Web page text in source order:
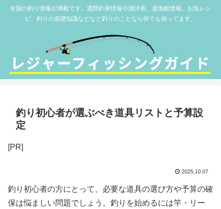
全国の釣り情報が満載です。週間釣果情報や潮汐表、遊漁船情報、お魚レシ
ピ、釣りの基礎知識などなど釣りのことなら何でも揃ってます。
釣り初心者が選ぶべき道具リストと予算設
定
[PR]
2025.10.07
釣り初心者の方にとって、必要な道具の選び方や予算の確
保は悩ましい問題でしょう。釣りを始めるには竿・リー